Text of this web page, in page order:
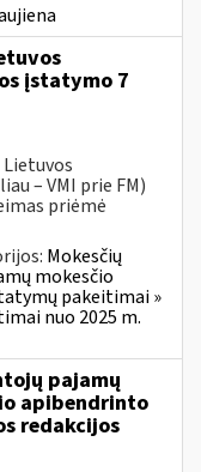
įstatymo 7
– VMI prie FM)
priėmė
Mokesčių
mokesčio
pakeitimai »
nuo 2025 m.
pajamų
apibendrinto
redakcijos